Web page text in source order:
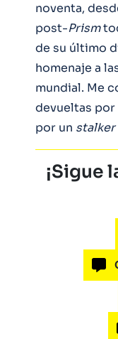
noventa,
post-Prism
de su último
homenaje a
mundial. Me
devueltas
por un stalker
¡Sigue